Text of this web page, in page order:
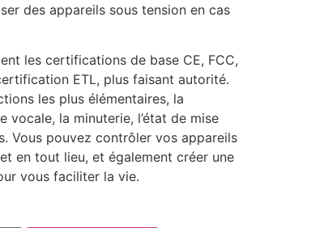
des appareils sous tension en cas
les certifications de base CE, FCC,
ETL, plus faisant autorité.
les plus élémentaires, la
vocale, la minuterie, l’état de mise
Vous pouvez contrôler vos appareils
en tout lieu, et également créer une
vous faciliter la vie.